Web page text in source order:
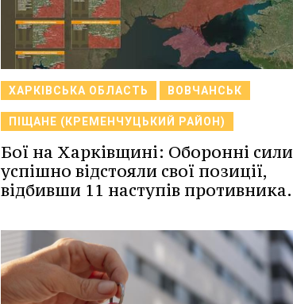
ХАРКІВСЬКА ОБЛАСТЬ ВОВЧАНСЬК
ПІЩАНЕ (КРЕМЕНЧУЦЬКИЙ РАЙОН)
Бої на Харківщині: Оборонні сили
успішно відстояли свої позиції,
відбивши 11 наступів противника.